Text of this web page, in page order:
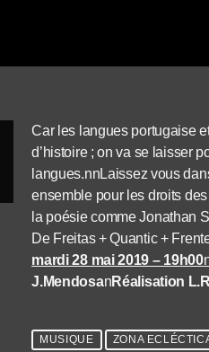
Car les langues portugaise
d’histoire ; on va se laisser
langues.nnLaissez vous
ensemble pour les droits
la poésie comme Jonathan
De Freitas + Quantic +
mardi 28 mai 2019 – 19h00
J.MendosanRéalisation
MUSIQUE ZONA